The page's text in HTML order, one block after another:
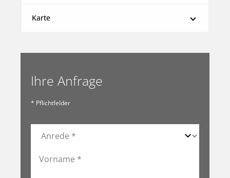
Karte
Ihre Anfrage
* Pflichtfelder